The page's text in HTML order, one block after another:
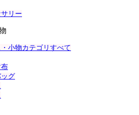
リー
小物カテゴリすべて
グ